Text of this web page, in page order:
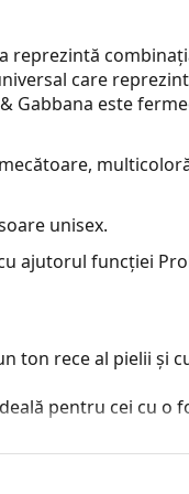
reprezintă
care
Gabbana este
unisex.
ajutorul funcției
ton rece al pielii și
pentru cei cu o
înaltă calitate, care